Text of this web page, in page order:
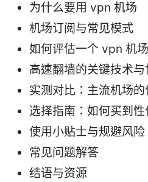
为什么要用 vpn 机场
机场订阅与常见模式
如何评估一个 vpn 机
高速翻墙的关键技术与
实测对比：主流机场的
选择指南：如何买到
使用小贴士与规避风险
常见问题解答
结语与资源